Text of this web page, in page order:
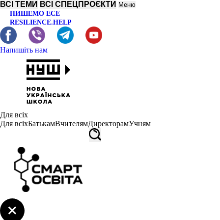
ВСІ ТЕМИ ВСІ СПЕЦПРОЄКТИ Меню
ПИШЕМО ЕСЕ
RESILIENCE.HELP
Напишіть нам
Для всіх
Для всіхБатькамВчителямДиректорамУчням